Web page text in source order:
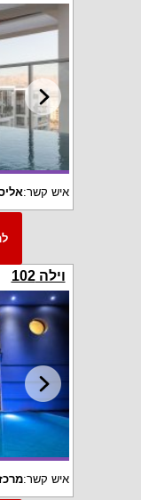
איש קשר:
וילה 102
איש קשר: